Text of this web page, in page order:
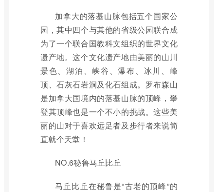
加拿大的落基山脉包括五个国家公
园，其中四个与其他的省级公园联合成
为了一个联合国教科文组织的世界文化
遗产地。这个文化遗产地由美丽的山川
景色、湖泊、峡谷、瀑布、冰川、峰
顶、石灰石岩洞及化石组成。罗布森山
是加拿大国境内的落基山脉的顶峰，攀
登其顶峰也是一个不小的挑战。这些美
丽的山对于喜欢远足者及步行者来说简
直就个天堂！
NO.6秘鲁马丘比丘
马丘比丘在秘鲁是“古老的顶峰”的